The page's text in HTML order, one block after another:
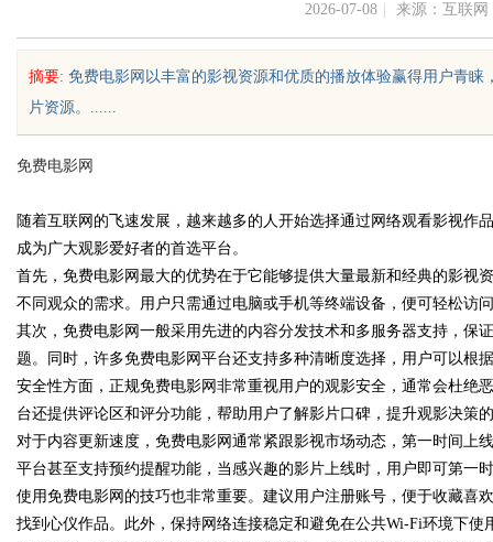
uz
2026-07-08 来源：互联网
摘要: 免费电影网以丰富的影视资源和优质的播放体验赢得用户青
片资源。......
免费电影网
随着互联网的飞速发展，越来越多的人开始选择通过网络观看影视作
成为广大观影爱好者的首选平台。
首先，免费电影网最大的优势在于它能够提供大量最新和经典的影视
不同观众的需求。用户只需通过电脑或手机等终端设备，便可轻松访
其次，免费电影网一般采用先进的内容分发技术和多服务器支持，保
题。同时，许多免费电影网平台还支持多种清晰度选择，用户可以根
安全性方面，正规免费电影网非常重视用户的观影安全，通常会杜绝
台还提供评论区和评分功能，帮助用户了解影片口碑，提升观影决策
对于内容更新速度，免费电影网通常紧跟影视市场动态，第一时间上
平台甚至支持预约提醒功能，当感兴趣的影片上线时，用户即可第一
使用免费电影网的技巧也非常重要。建议用户注册账号，便于收藏喜
找到心仪作品。此外，保持网络连接稳定和避免在公共Wi-Fi环境下使
能化影视平台的未
锋力量